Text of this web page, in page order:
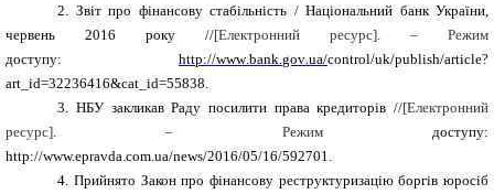
2.
Звіт про фінансову стабільність / Національний банк України,
червень 2016 року //[Електронний ресурс]. – Режим
доступу:
http://www bank gov ua/control/uk/publish/article?
art id=32236416&cat id=55838.
3.
НБУ закликав Раду посилити права кредиторів //[Електронний
ресурс]. – Режим доступу:
http://www.epravda.com.ua/news/2016/05/16/592701.
4. Прийнято Закон про фінансову реструктуризацію боргів юросіб